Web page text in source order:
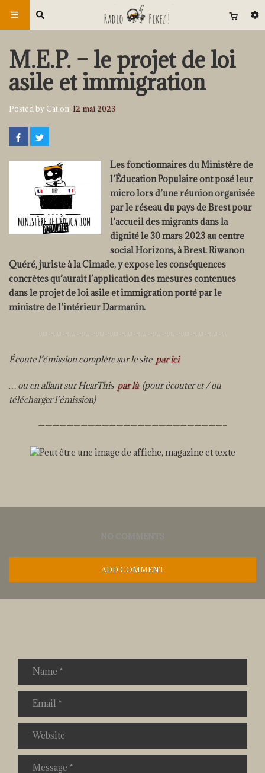
M.E.P. – le projet de loi
asile et immigration
Posted by Cat on 12 mai 2023
Les fonctionnaires du Ministère de
l’Éducation Populaire ont posé leur
micro lors d’une réunion organisée
par le réseau du pays de Brest pour
l’accueil desmigrants dans la
dignité le 30 mars 2023 au centre
social Horizons, à Brest. Riwanon
Quéré, juriste à la Cimade, y expose les conséquences
concrètes qu’aurait l’application des mesures contenues
dans le projet de loi asile et immigration porté par le
ministre de l’intérieur Darmanin.
——————————————————————————–
Écoute l’émission complète sur le site par ici
… ou en allant sur HearThis par là (pour écouter et / ou
télécharger l’émission)
——————————————————————————–
NO COMMENTS
ADD COMMENT